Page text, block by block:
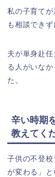
私の子育て
も相談できず
夫が単身赴
る人がいな
た。
辛い時期
教えてく
子供の不登
が変わる」と